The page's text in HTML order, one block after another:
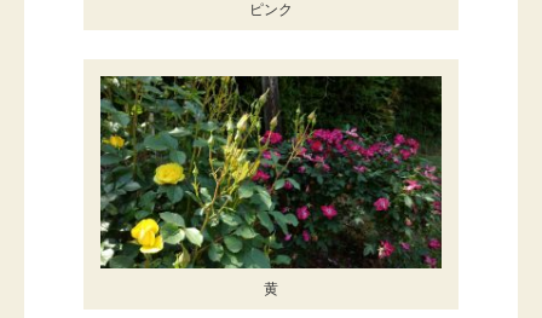
ピンク
黄